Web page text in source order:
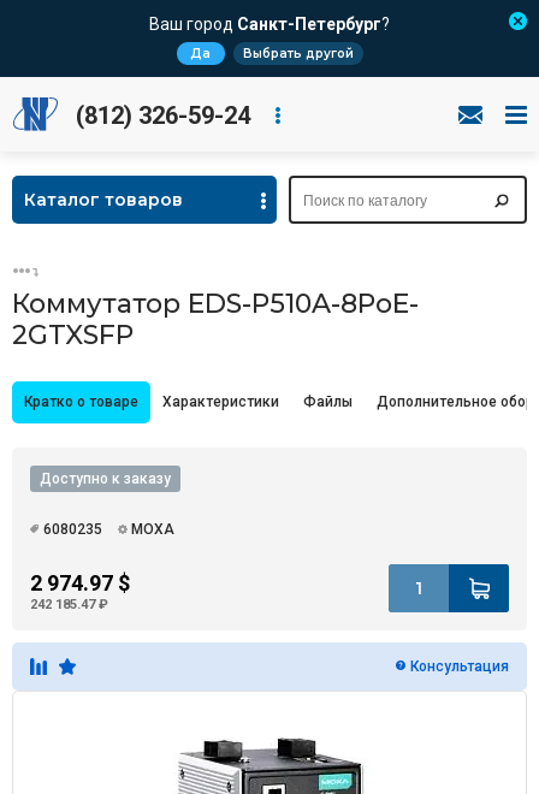
Ваш город Санкт-Петербург?
Да Выбрать другой
(812) 326-59-24
Каталог товаров
Коммутатор EDS-P510A-8PoE-
2GTXSFP
Кратко о товаре Характеристики Файлы Дополнительное
Доступно к заказу
6080235 MOXA
2 974.97 $
242 185.47 ₽
Консультация